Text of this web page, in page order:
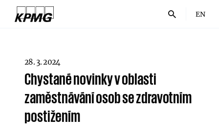
EN
28. 3. 2024
Chystané novinky v oblasti
zaměstnávání osob se zdravotním
postižením